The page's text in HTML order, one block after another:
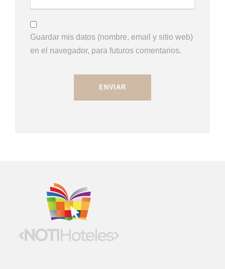
Guardar mis datos (nombre, email y sitio web)
en el navegador, para futuros comentarios.